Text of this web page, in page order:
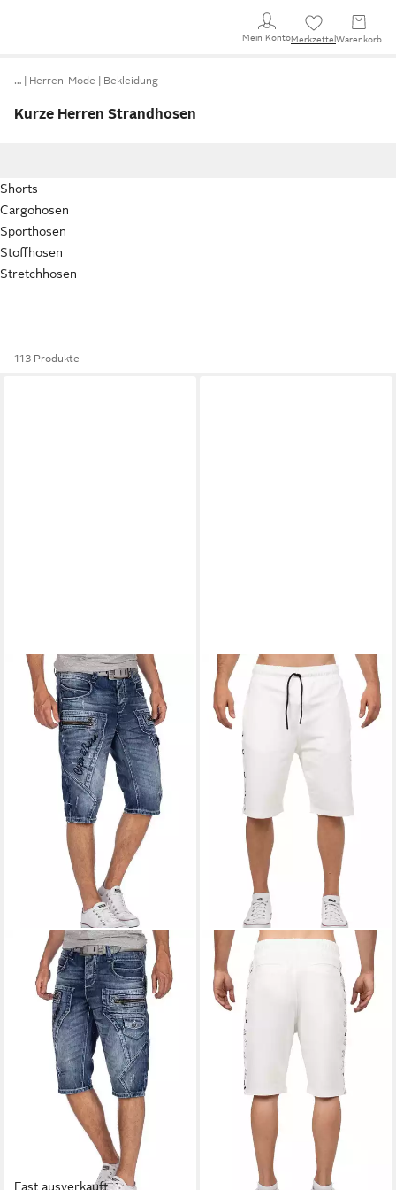
Mein KontoMerkzettel Warenkorb
… Herren-Mode Bekleidung
Kurze Herren Strandhosen
Shorts
Cargohosen
Sporthosen
Stoffhosen
Stretchhosen
113 Produkte
Fast ausverkauft